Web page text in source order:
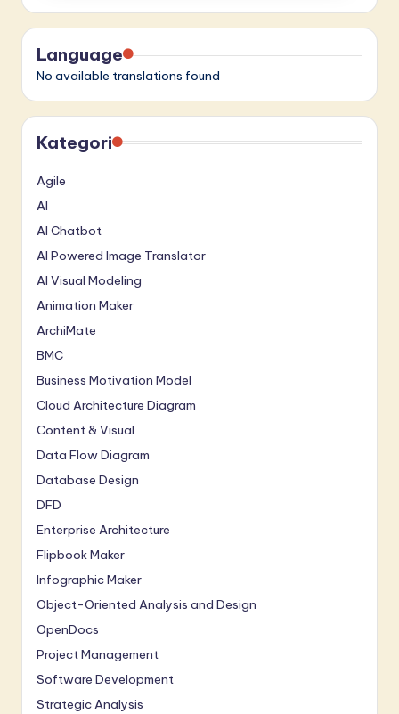
Language
No available translations found
Kategori
Agile
AI
AI Chatbot
AI Powered Image Translator
AI Visual Modeling
Animation Maker
ArchiMate
BMC
Business Motivation Model
Cloud Architecture Diagram
Content & Visual
Data Flow Diagram
Database Design
DFD
Enterprise Architecture
Flipbook Maker
Infographic Maker
Object-Oriented Analysis and Design
OpenDocs
Project Management
Software Development
Strategic Analysis